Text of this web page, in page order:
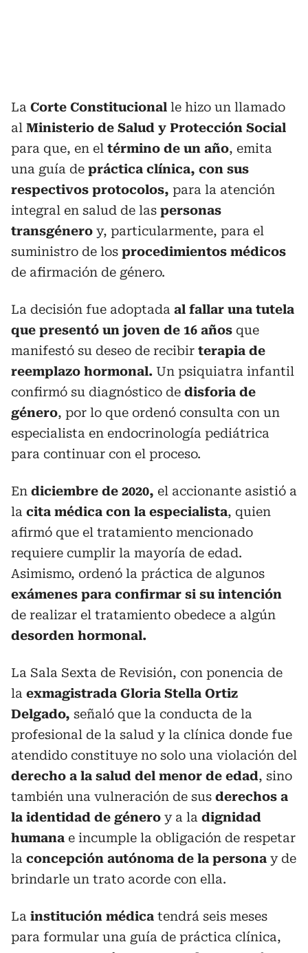
La Corte Constitucional le hizo un llamado
al Ministerio de Salud y Protección Social
para que, en el término de un año, emita
una guía de práctica clínica, con sus
respectivos protocolos, para la atención
integral en salud de las personas
transgénero y, particularmente, para el
suministro de los procedimientos médicos
de afirmación de género.
La decisión fue adoptada al fallar una tutela
que presentó un joven de 16 años que
manifestó su deseo de recibir terapia de
reemplazo hormonal. Un psiquiatra infantil
confirmó su diagnóstico de disforia de
género, por lo que ordenó consulta con un
especialista en endocrinología pediátrica
para continuar con el proceso.
En diciembre de 2020, el accionante asistió a
la cita médica con la especialista, quien
afirmó que el tratamiento mencionado
requiere cumplir la mayoría de edad.
Asimismo, ordenó la práctica de algunos
exámenes para confirmar si su intención
de realizar el tratamiento obedece a algún
desorden hormonal.
La Sala Sexta de Revisión, con ponencia de
la exmagistrada Gloria Stella Ortiz
Delgado, señaló que la conducta de la
profesional de la salud y la clínica donde fue
atendido constituye no solo una violación del
derecho a la salud del menor de edad, sino
también una vulneración de sus derechos a
la identidad de género y a la dignidad
humana e incumple la obligación de respetar
la concepción autónoma de la persona y de
brindarle un trato acorde con ella.
La institución médica tendrá seis meses
para formular una guía de práctica clínica,